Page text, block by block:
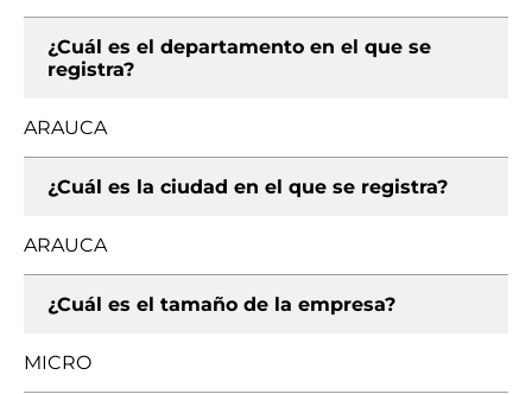
¿Cuál es el departamento en el que se
registra?
ARAUCA
¿Cuál es la ciudad en el que se registra?
ARAUCA
¿Cuál es el tamaño de la empresa?
MICRO